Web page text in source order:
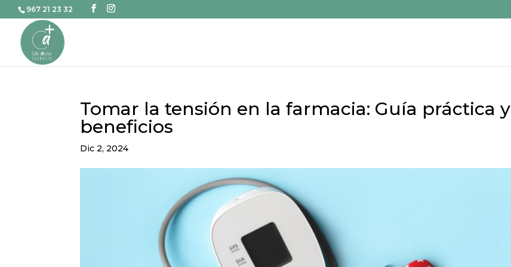
967 21 23 32
Tomar la tensión en la farmacia: Guía práctica y
beneficios
Dic 2, 2024